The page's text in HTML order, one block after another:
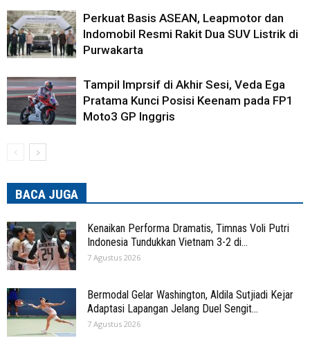
Perkuat Basis ASEAN, Leapmotor dan
Indomobil Resmi Rakit Dua SUV Listrik di
Purwakarta
Tampil Imprsif di Akhir Sesi, Veda Ega
Pratama Kunci Posisi Keenam pada FP1
Moto3 GP Inggris
BACA JUGA
Kenaikan Performa Dramatis, Timnas Voli Putri
Indonesia Tundukkan Vietnam 3-2 di...
7 Agustus 2026
Bermodal Gelar Washington, Aldila Sutjiadi Kejar
Adaptasi Lapangan Jelang Duel Sengit...
7 Agustus 2026